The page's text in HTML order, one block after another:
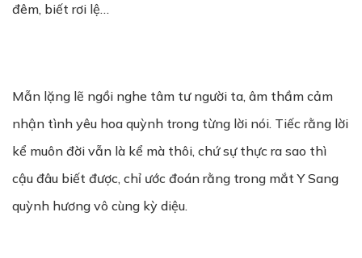
đêm, biết rơi lệ…
Mẫn lặng lẽ ngồi nghe tâm tư người ta, âm thầm cảm
nhận tình yêu hoa quỳnh trong từng lời nói. Tiếc rằng lời
kể muôn đời vẫn là kể mà thôi, chứ sự thực ra sao thì
cậu đâu biết được, chỉ ước đoán rằng trong mắt Y Sang
quỳnh hương vô cùng kỳ diệu.